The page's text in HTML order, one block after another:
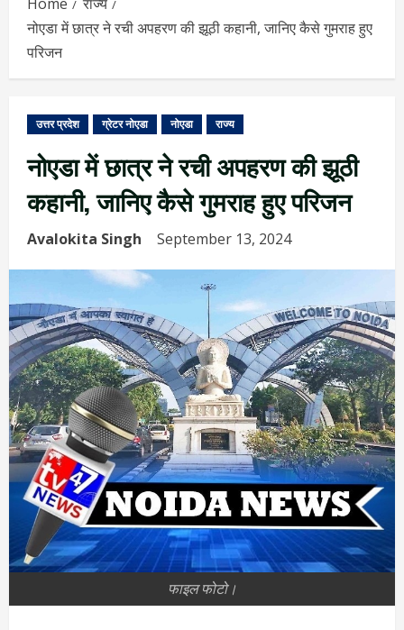
नोएडा में छात्र ने रची अपहरण की झूठी कहानी, जानिए कैसे गुमराह हुए
परिजन
उत्तर प्रदेश ग्रेटर नोएडा नोएडा राज्य
नोएडा में छात्र ने रची अपहरण की झूठी
कहानी, जानिए कैसे गुमराह हुए परिजन
Avalokita Singh September 13, 2024
फाइल फोटो।